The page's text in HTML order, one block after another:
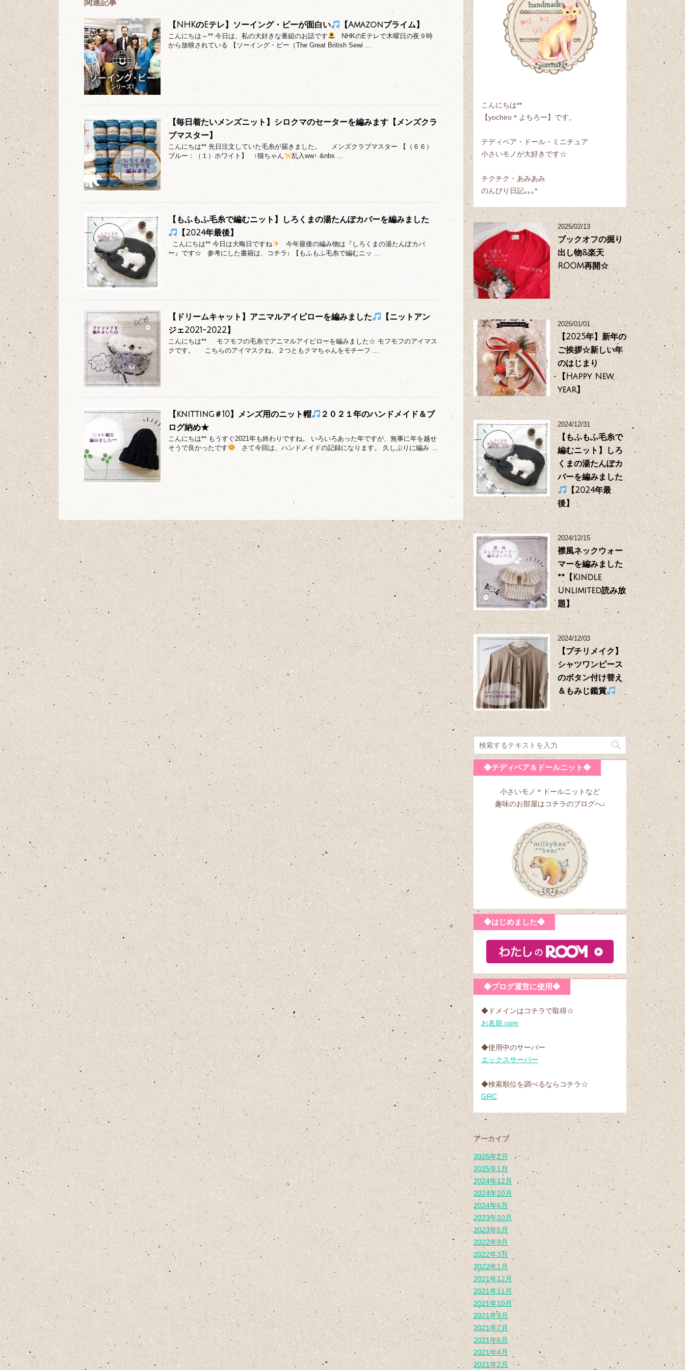
関連記事
【NHKのEテレ】ソーイング・ビーが面白い 【Amazonプライム】
こんにちは～** 今日は、私の大好きな番組のお話です
NHKのEテレで木曜日の夜９時
から放映されている 【ソーイング・ビー（The Great British Sewi ...
【毎日着たいメンズニット】シロクマのセーターを編みます【メンズクラ
ブマスター】
こんにちは** 先日注文していた毛糸が届きました。 メンズクラブマスター 【（６６）
ブルー：（１）ホワイト】 ↑猫ちゃん
乱入ww↑ &nbs ...
【もふもふ毛糸で編むニット】しろくまの湯たんぽカバーを編みました
【2024年最後】
こんにちは** 今日は大晦日ですね
今年最後の編み物は『しろくまの湯たんぽカバ
ー』です☆ 参考にした書籍は、コチラ↓ 【もふもふ毛糸で編むニッ ...
【ドリームキャット】アニマルアイピローを編みました
【ニットアン
ジェ2021-2022】
こんにちは** モフモフの毛糸でアニマルアイピローを編みました☆ モフモフのアイマス
クです。 こちらのアイマスクね、２つともクマちゃんをモチーフ ...
【knitting＃10】メンズ用のニット帽
２０２１年のハンドメイド＆ブ
ログ納め★
こんにちは** もうすぐ2021年も終わりですね。 いろいろあった年ですが、無事に年を越せ
そうで良かったです
さて今回は、ハンドメイドの記録になります。 久しぶりに編み ...
こんにちは**
【yochiro＊よちろー】です。
テディベア・ドール・ミニチュア
小さいモノが大好きです☆
チクチク・あみあみ
のんびり日記｡｡｡*
2025/02/13
ブックオフの掘り
出し物&楽天
ROOM再開☆
2025/01/01
【2025年】新年の
ご挨拶☆新しい年
のはじまり
【Happy New
year】
2024/12/31
【もふもふ毛糸で
編むニット】しろ
くまの湯たんぽカ
バーを編みました
【2024年最
後】
2024/12/15
襟風ネックウォー
マーを編みました
**【Kindle
Unlimited読み放
題】
2024/12/03
【プチリメイク】
シャツワンピース
のボタン付け替え
＆もみじ鑑賞
◆テディベア＆ドールニット◆
小さいモノ＊ドールニットなど
趣味のお部屋はコチラのブログへ↓
◆はじめました◆
◆ブログ運営に使用◆
◆ドメインはコチラで取得☆
お名前.com
◆使用中のサーバー
エックスサーバー
◆検索順位を調べるならコチラ☆
GRC
アーカイブ
2025年2月
2025年1月
2024年12月
2024年10月
2024年6月
2023年10月
2023年5月
2022年9月
2022年3月
2022年1月
2021年12月
2021年11月
2021年10月
2021年9月
2021年7月
2021年6月
2021年4月
2021年2月